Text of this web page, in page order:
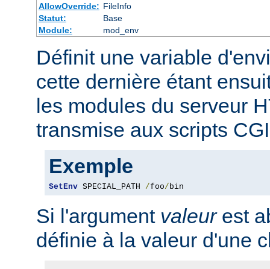
AllowOverride: FileInfo
Statut:
Base
Module:
mod_env
Définit une variable
cette dernière étant
les modules du serveur
transmise aux scripts
Exemple
SetEnv SPECIAL_PATH /foo/bin
Si l'argument valeurest
définie à la valeur d'une